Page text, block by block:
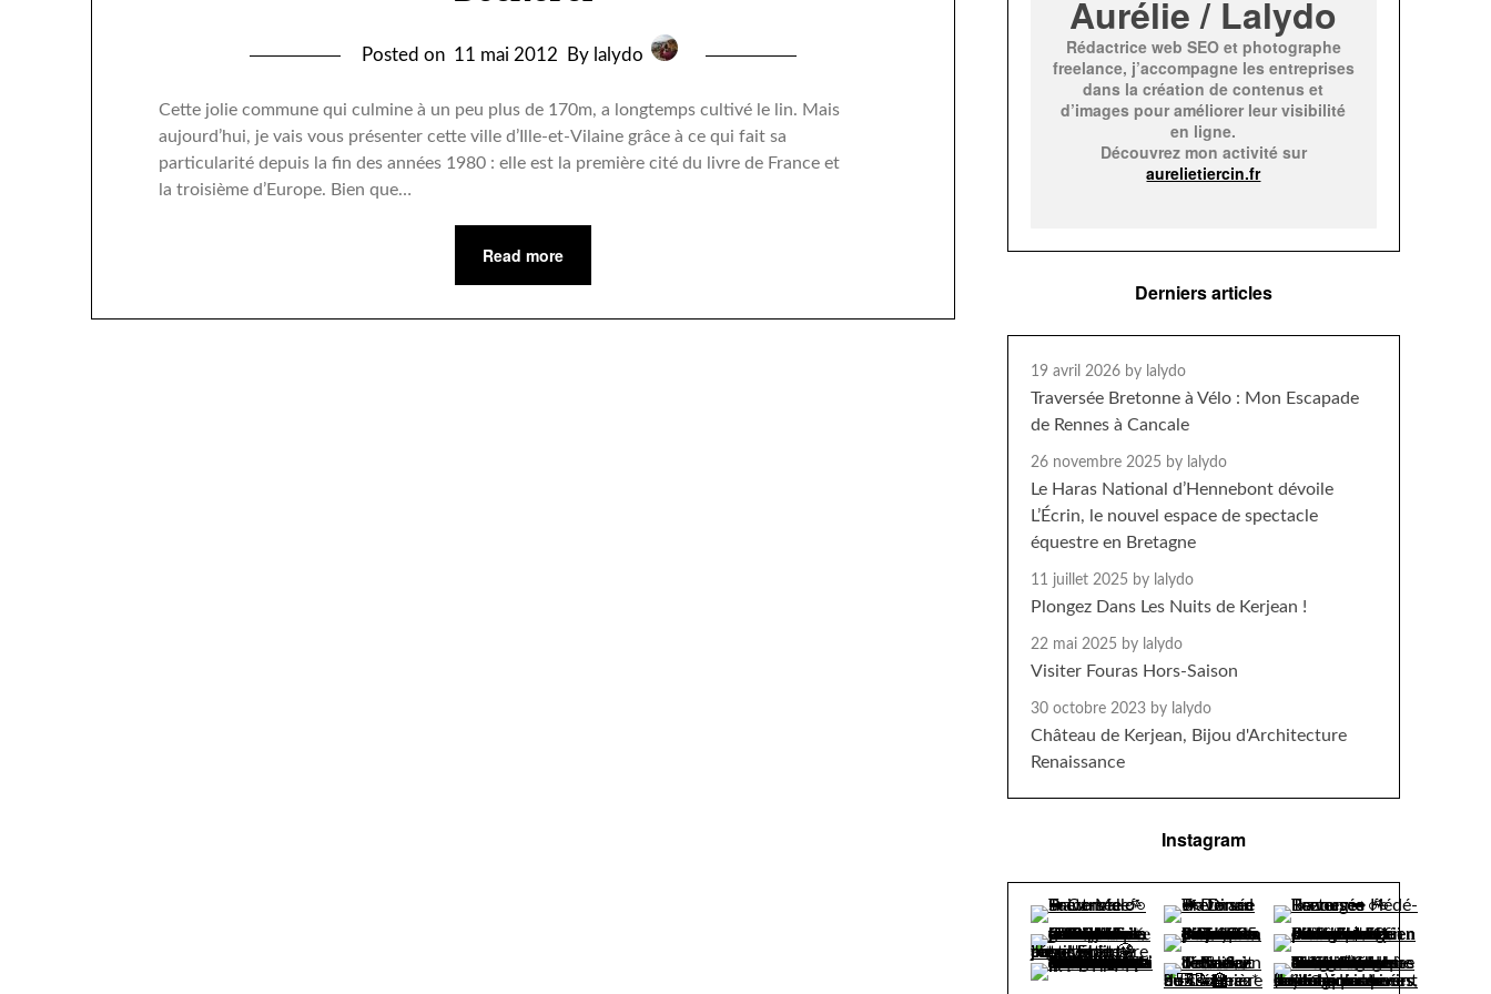
Posted on 11 mai 2012 By lalydo
Cette jolie commune qui culmine à un peu plus de 170m, a longtemps cultivé le lin. Mais
aujourd’hui, je vais vous présenter cette ville d’Ille-et-Vilaine grâce à ce qui fait sa
particularité depuis la fin des années 1980 : elle est la première cité du livre de France et
la troisième d’Europe. Bien que…
Read more
Aurélie / Lalydo
Rédactrice web SEO et photographe
freelance, j’accompagne les entreprises
dans la création de contenus et
d’images pour améliorer leur visibilité
en ligne.
Découvrez mon activité sur
aurelietiercin.fr
Derniers articles
19 avril 2026 by lalydo
Traversée Bretonne à Vélo : Mon Escapade
de Rennes à Cancale
26 novembre 2025 by lalydo
Le Haras National d’Hennebont dévoile
L’Écrin, le nouvel espace de spectacle
équestre en Bretagne
11 juillet 2025 by lalydo
Plongez Dans Les Nuits de Kerjean !
22 mai 2025 by lalydo
Visiter Fouras Hors-Saison
30 octobre 2023 by lalydo
Château de Kerjean, Bijou d'Architecture
Renaissance
Instagram